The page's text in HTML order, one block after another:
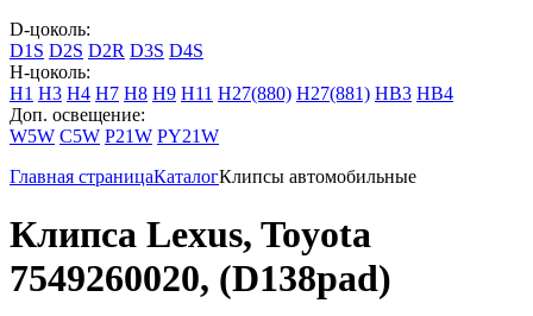
D-цоколь:
D1S D2S D2R D3S D4S
H-цоколь:
H1 H3 H4 H7 H8 H9 H11 H27(880) H27(881) HB3 HB4
Доп. освещение:
W5W C5W P21W PY21W
Главная страницаКаталогКлипсы автомобильные
Клипса Lexus, Toyota
7549260020, (D138pad)